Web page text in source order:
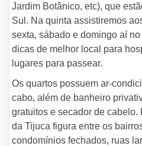
Jardim Botânico, etc), que
Sul. Na quinta assistiremos
sexta, sábado e domingo aí
dicas de melhor local para
lugares para passear.
Os quartos possuem ar-
cabo, além de banheiro
gratuitos e secador de cabelo.
da Tijuca figura entre os
condomínios fechados, ruas